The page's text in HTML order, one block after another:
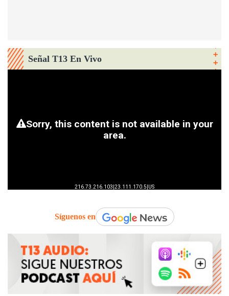
Señal T13 En Vivo
Síguenos en